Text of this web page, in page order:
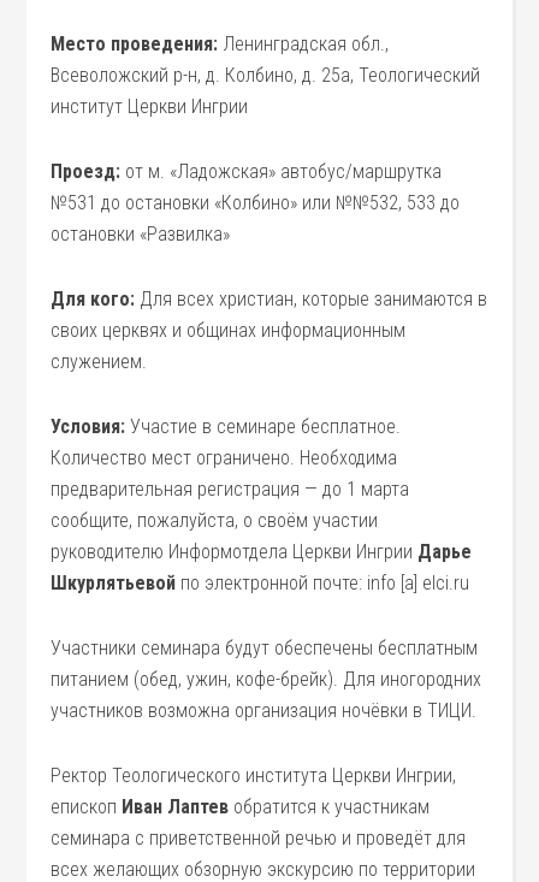
Место проведения: Ленинградская обл.,
Всеволожский р-н, д. Колбино, д. 25а, Теологический
институт Церкви Ингрии
Проезд: от м. «Ладожская» автобус/маршрутка
№531 до остановки «Колбино» или №№532, 533 до
остановки «Развилка»
Для кого: Для всех христиан, которые занимаются в
своих церквях и общинах информационным
служением.
Условия: Участие в семинаре бесплатное.
Количество мест ограничено. Необходима
предварительная регистрация — до 1 марта
сообщите, пожалуйста, о своём участии
руководителю Информотдела Церкви Ингрии Дарье
Шкурлятьевой по электронной почте: info [a] elci.ru
Участники семинара будут обеспечены бесплатным
питанием (обед, ужин, кофе-брейк). Для иногородних
участников возможна организация ночёвки в ТИЦИ.
Ректор Теологического института Церкви Ингрии,
епископ Иван Лаптев обратится к участникам
семинара с приветственной речью и проведёт для
всех желающих обзорную экскурсию по территории